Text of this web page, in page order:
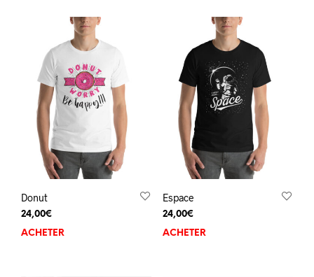
Donut
24,00€
ACHETER
Espace
24,00€
ACHETER